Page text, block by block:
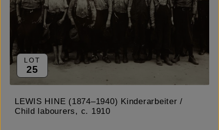
LOT
25
LEWIS HINE (1874–1940) Kinderarbeiter /
Child labourers, c. 1910